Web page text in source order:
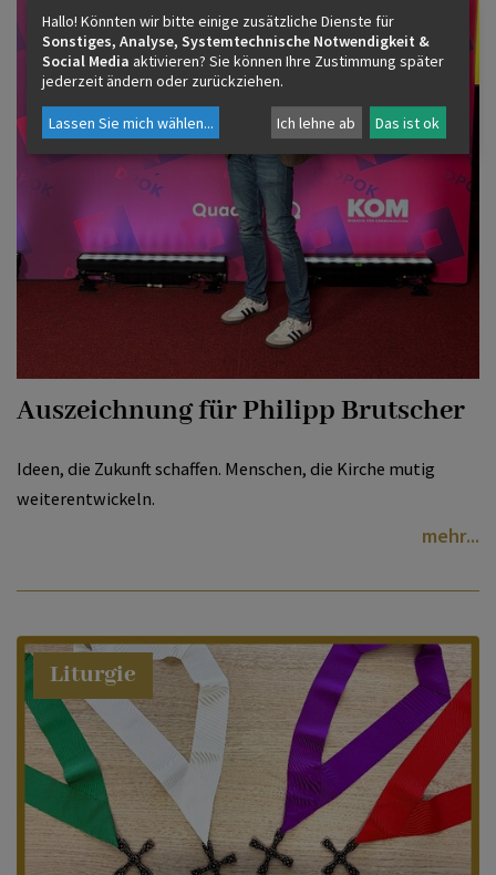
Auszeichnung für Philipp Brutscher
Ideen, die Zukunft schaffen. Menschen, die Kirche mutig
weiterentwickeln.
mehr
Liturgie
Hallo! Könnten wir bitte einige zusätzliche Dienste für
Sonstiges, Analyse, Systemtechnische Notwendigkeit &
Social Media aktivieren? Sie können Ihre Zustimmung später
jederzeit ändern oder zurückziehen.
Lassen Sie mich wählen... Ich lehne ab Das ist ok